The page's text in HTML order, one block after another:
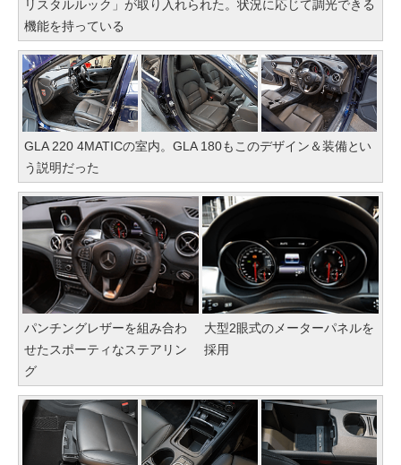
リスタルルック」が取り入れられた。状況に応じて調光できる
機能を持っている
GLA 220 4MATICの室内。GLA 180もこのデザイン＆装備とい
う説明だった
パンチングレザーを組み合わ
せたスポーティなステアリン
グ
大型2眼式のメーターパネルを
採用